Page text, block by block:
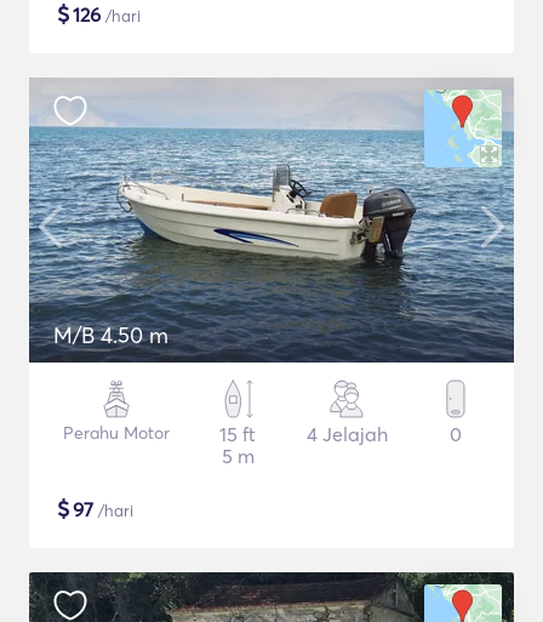
$126 /hari
M/B 4.50 m
Perahu Motor
15 ft
5 m
4 Jelajah 0
$97 /hari